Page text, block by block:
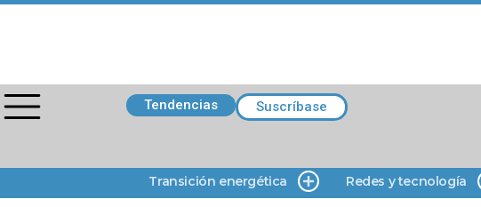
Tendencias Suscríbase
Transición energética Redes y tecnología